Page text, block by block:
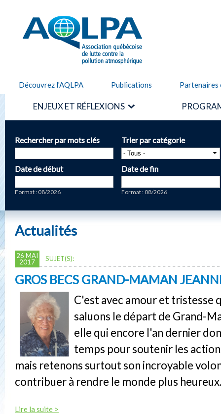
AQLPA
Découvrez l'AQLPA Publications Partenaires
ENJEUX ET RÉFLEXIONS
Rechercher par mots clés Trier par catégorie
Date de début
Format : 08/2026
Date de fin
Format : 08/2026
Actualités
26 MAI
2017
SUJET(S):
GROS BECS GRAND-MAMAN
C'est avec amour et tristesse
saluons le départ de Grand-
elle qui encore l'an dernier
temps pour soutenir les
mais retenons surtout son incroyable
contribuer à rendre le monde plus
Lire la suite >